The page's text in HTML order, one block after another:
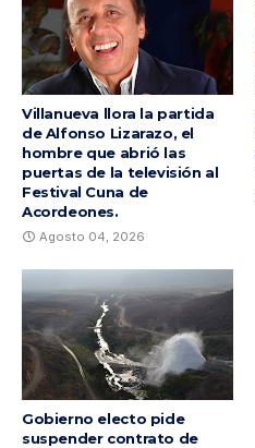
Villanueva llora la partida
de Alfonso Lizarazo, el
hombre que abrió las
puertas de la televisión al
Festival Cuna de
Acordeones.
Agosto 04, 2026
Gobierno electo pide
suspender contrato de